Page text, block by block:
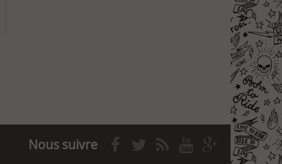
Nous suivre